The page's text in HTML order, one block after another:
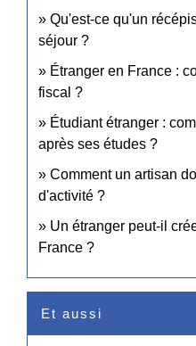
Qu'est-ce qu'un
séjour ?
Étranger en France :
fiscal ?
Étudiant étranger :
après ses études ?
Comment un artisan
d'activité ?
Un étranger peut-il
France ?
Et aussi